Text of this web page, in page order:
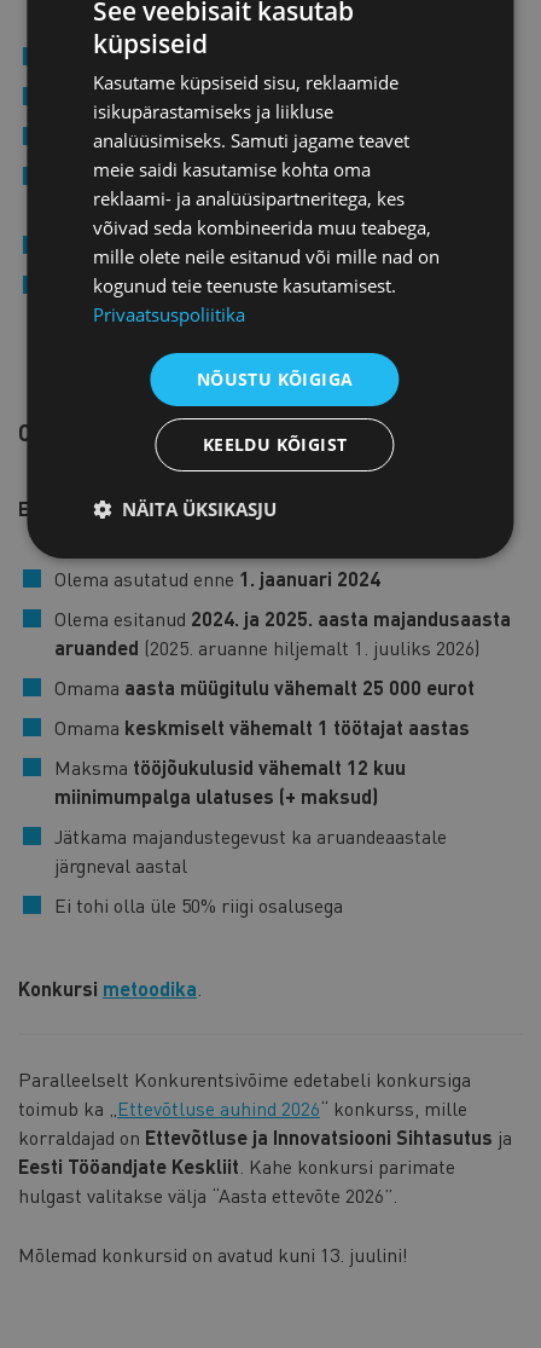
müügitulu muutumine võrreldes eelmise aastaga,
kasumi muutumine võrreldes eelmise aastaga,
omakapitali rentaablus,
keskmine tööjõukulu 1 töötaja kohta aruandeaastal
kuus,
tootlikkus 1 töötaja kohta aastas,
loodud lisandväärtus (antud metoodikas kasum +
tööjõukulu).
OSALEMISTINGIMUSED
Ettevõte peab:
Olema asutatud enne 1. jaanuari 2024
Olema esitanud 2024. ja 2025. aasta majandusaasta
aruanded (2025. aruanne hiljemalt 1. juuliks 2026)
Omama aasta müügitulu vähemalt 25 000 eurot
Omama keskmiselt vähemalt 1 töötajat aastas
Maksma tööjõukulusid vähemalt 12 kuu
miinimumpalga ulatuses (+ maksud)
Jätkama majandustegevust ka aruandeaastale
järgneval aastal
Ei tohi olla üle 50% riigi osalusega
Konkursi metoodika.
Paralleelselt Konkurentsivõime edetabeli konkursiga
toimub ka „Ettevõtluse auhind 2026“ konkurss, mille
korraldajad on Ettevõtluse ja Innovatsiooni Sihtasutus ja
Eesti Tööandjate Keskliit. Kahe konkursi parimate
hulgast valitakse välja “Aasta ettevõte 2026”.
Mõlemad konkursid on avatud kuni 13. juulini!
See veebisait kasutab
küpsiseid
Kasutame küpsiseid sisu, reklaamide
isikupärastamiseks ja liikluse
analüüsimiseks. Samuti jagame teavet
meie saidi kasutamise kohta oma
reklaami- ja analüüsipartneritega, kes
võivad seda kombineerida muu teabega,
mille olete neile esitanud või mille nad on
kogunud teie teenuste kasutamisest.
Privaatsuspoliitika
NÕUSTU KÕIGIGA
KEELDU KÕIGIST
NÄITA ÜKSIKASJU